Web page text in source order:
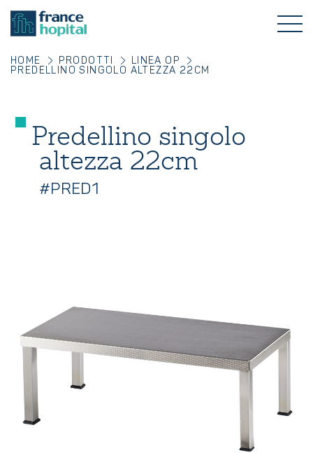
HOME PRODOTTI
LINEA OP
PREDELLINO SINGOLO ALTEZZA 22CM
Predellino singolo
altezza 22cm
#PRED1